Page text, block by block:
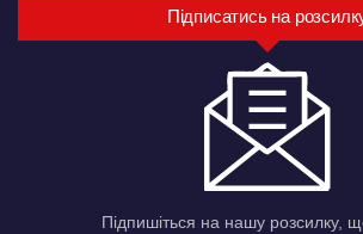
Підписатись на
Підпишіться на нашу розсилку,